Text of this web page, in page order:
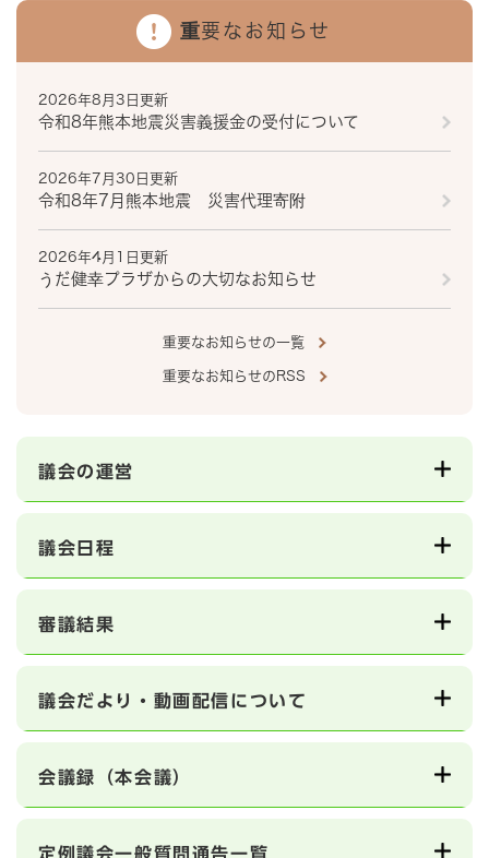
重要なお知らせ
2026年8月3日更新
令和8年熊本地震災害義援金の受付について
2026年7月30日更新
令和8年7月熊本地震 災害代理寄附
2026年4月1日更新
うだ健幸プラザからの大切なお知らせ
重要なお知らせの一覧
重要なお知らせのRSS
議会の運営
議会日程
審議結果
議会だより・動画配信について
会議録（本会議）
定例議会一般質問通告一覧